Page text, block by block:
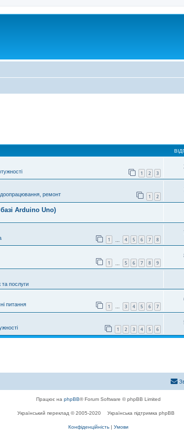
1 2 3
доопрацювання, ремонт 1 2
Arduino Uno)
1 4 5 6 7 8
1 5 6 7 8 9
та послуги
питання 1 … 3 4 5 6 7
1 2 3 4 5 6
Працює на phpBB® Forum Software © phpBB Limited
Український переклад © 2005-2020 Українська підтримка phpBB
Конфіденційність | Умови